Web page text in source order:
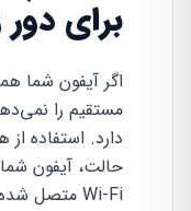
برای
اگر آیفون شما
مستقیم را
دارد. استفاده
حالت، آیفون
Wi-Fi متصل شده است.